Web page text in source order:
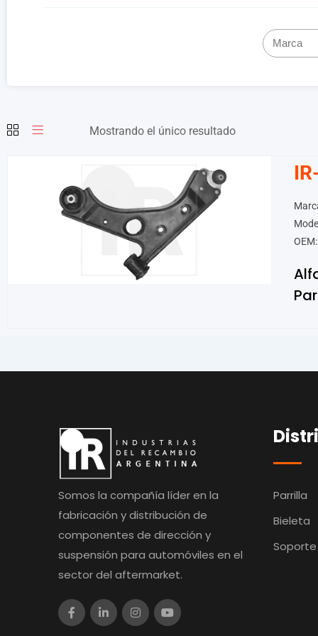
Mostrando el único resultado
Somos la compañía líder en la
fabricación y distribución de
componentes de dirección y
suspensión para automóviles en el
sector del aftermarket.
Parrilla
Bieleta